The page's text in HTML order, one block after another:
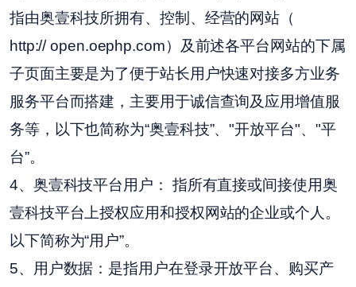
指由奥壹科技所拥有、控制、经营的网站（
http:// open.oephp.com）及前述各平台网站的下属
子页面主要是为了便于站长用户快速对接多方业务
服务平台而搭建，主要用于诚信查询及应用增值服
务等，以下也简称为“奥壹科技”、"开放平台"、"平
台”。
4、奥壹科技平台用户： 指所有直接或间接使用奥
壹科技平台上授权应用和授权网站的企业或个人。
以下简称为“用户”。
5、用户数据：是指用户在登录开放平台、购买产